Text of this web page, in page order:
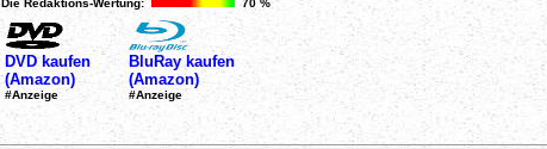
Die Redaktions-Wertung: 70 %
DVD kaufen
(Amazon)
#Anzeige
BluRay kaufen
(Amazon)
#Anzeige